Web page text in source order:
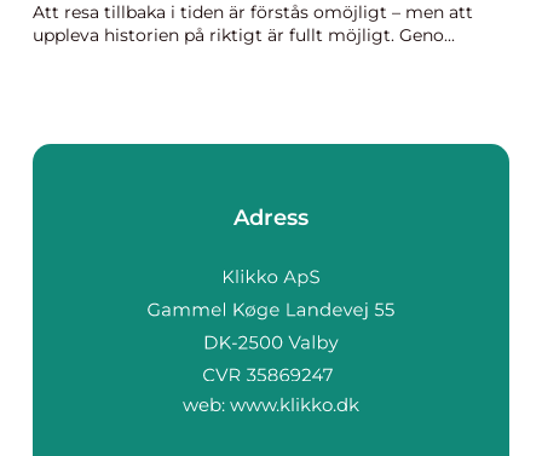
Att resa tillbaka i tiden är förstås omöjligt – men att
uppleva historien på riktigt är fullt möjligt. Geno...
Adress
web: www.klikko.dk